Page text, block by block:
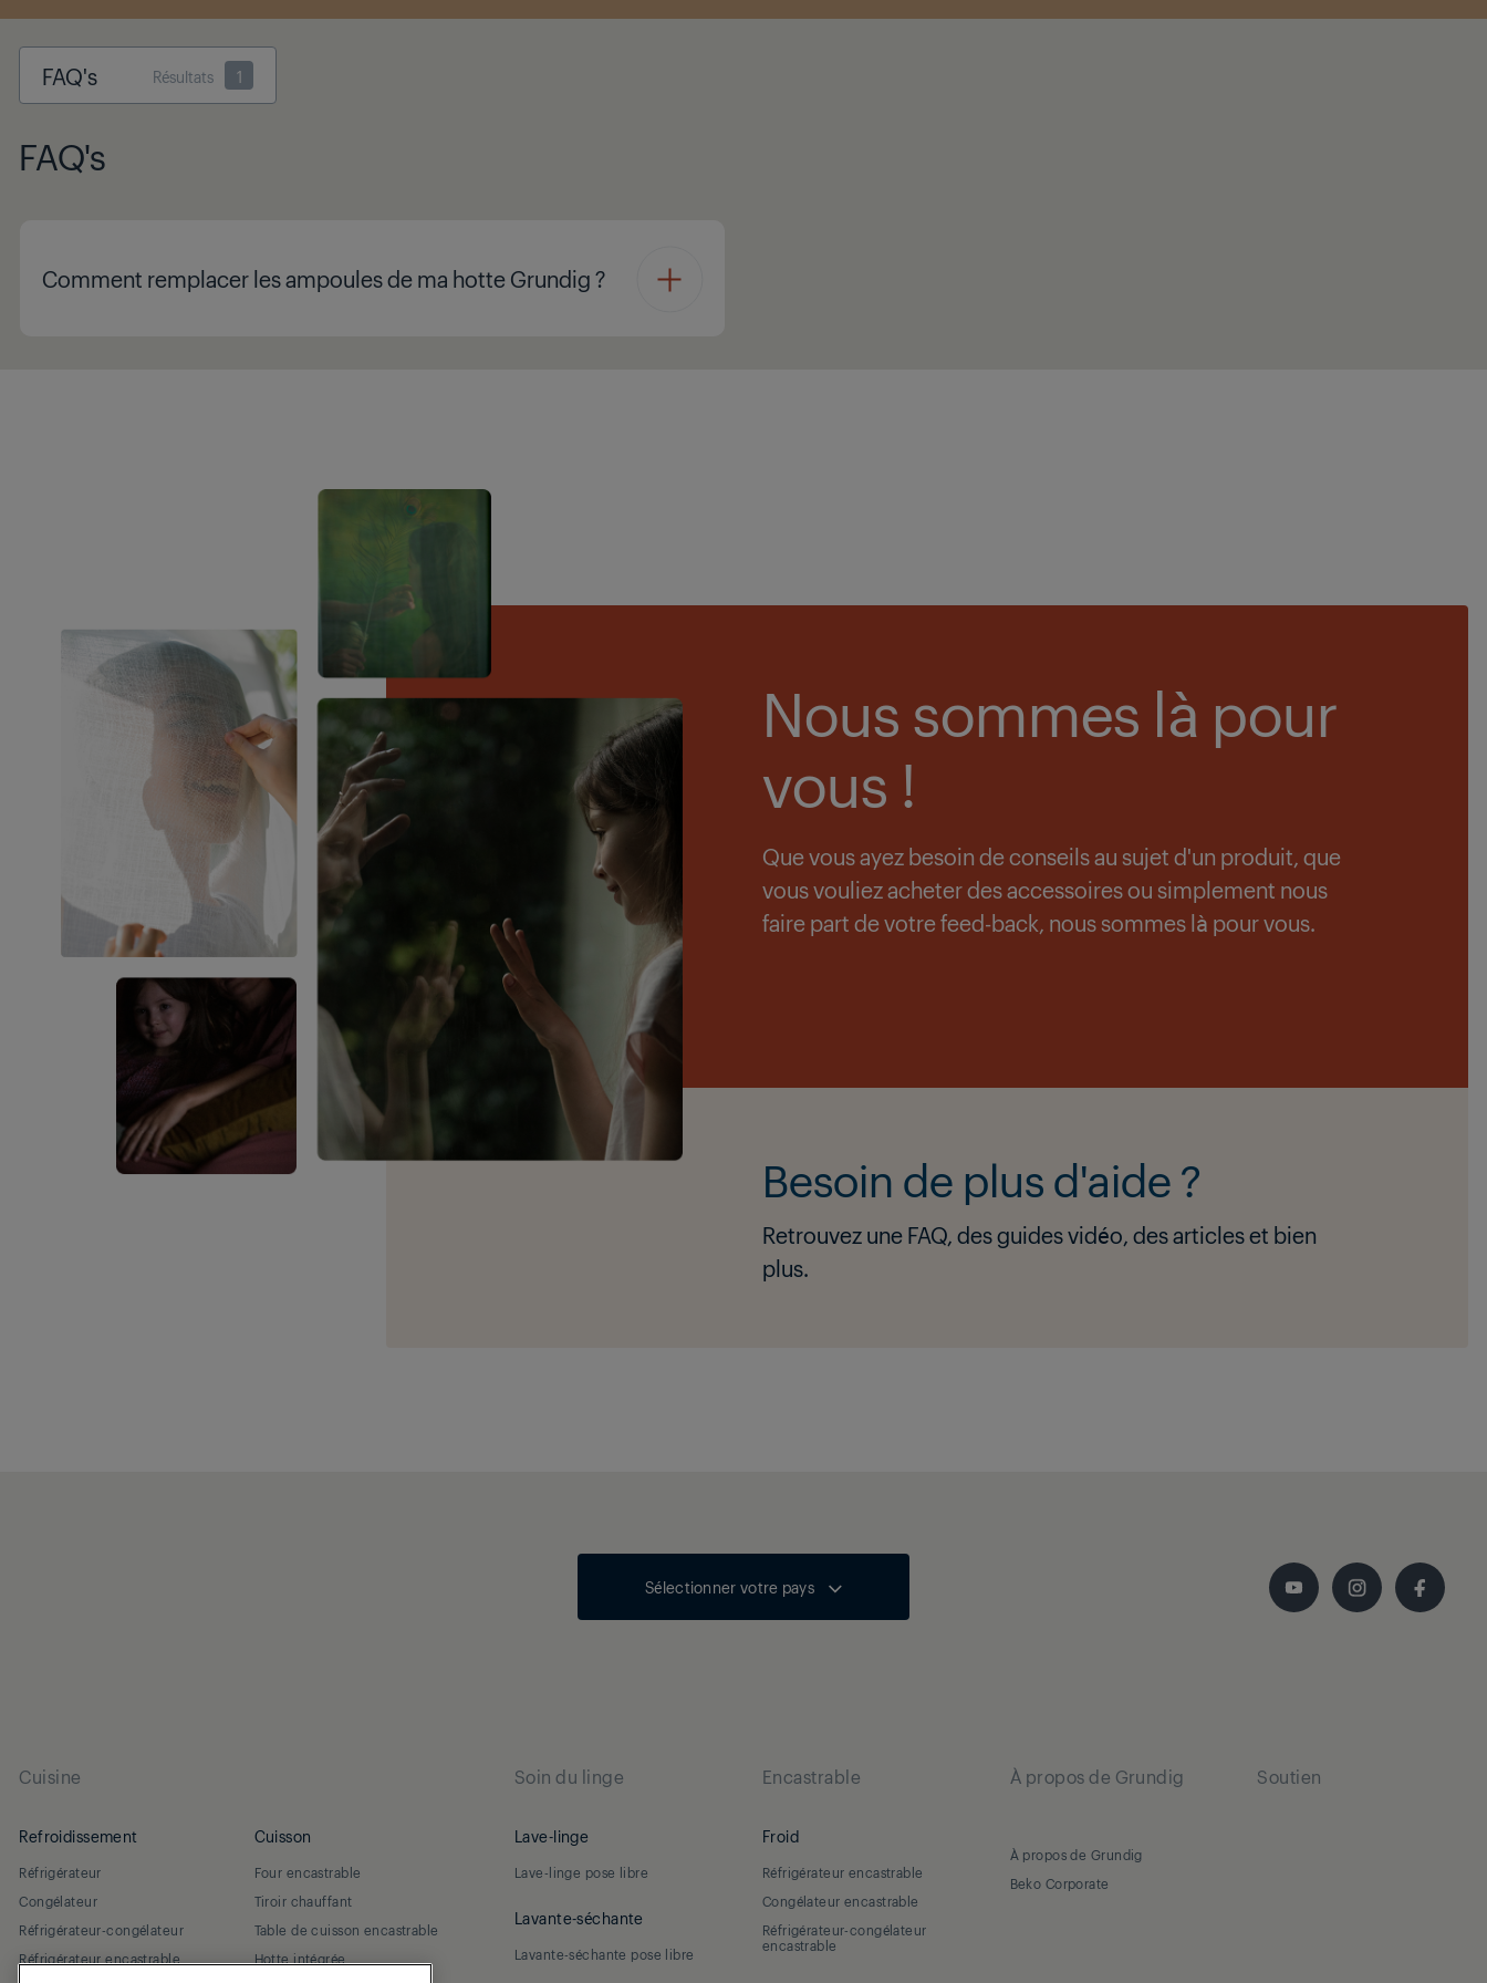
FAQ's Résultats 1
FAQ's
Comment remplacer les ampoules de ma hotte Grundig ?
Nous sommes là pour
vous !
Que vous ayez besoin de conseils au sujet d'un produit, que
vous vouliez acheter des accessoires ou simplement nous
faire part de votre feed-back, nous sommes là pour vous.
Besoin de plus d'aide ?
Retrouvez une FAQ, des guides vidéo, des articles et bien
plus.
Sélectionner votre pays
Cuisine
Refroidissement
Réfrigérateur
Congélateur
Réfrigérateur-congélateur
Réfrigérateur encastrable
Cuisson
Four encastrable
Tiroir chauffant
Table de cuisson encastrable
Hotte intégrée
Soin du linge
Lave-linge
Lave-linge pose libre
Lavante-séchante
Lavante-séchante pose libre
Encastrable
Froid
Réfrigérateur encastrable
Congélateur encastrable
Réfrigérateur-congélateur
encastrable
À propos de Grundig
À propos de Grundig
Beko Corporate
Soutien